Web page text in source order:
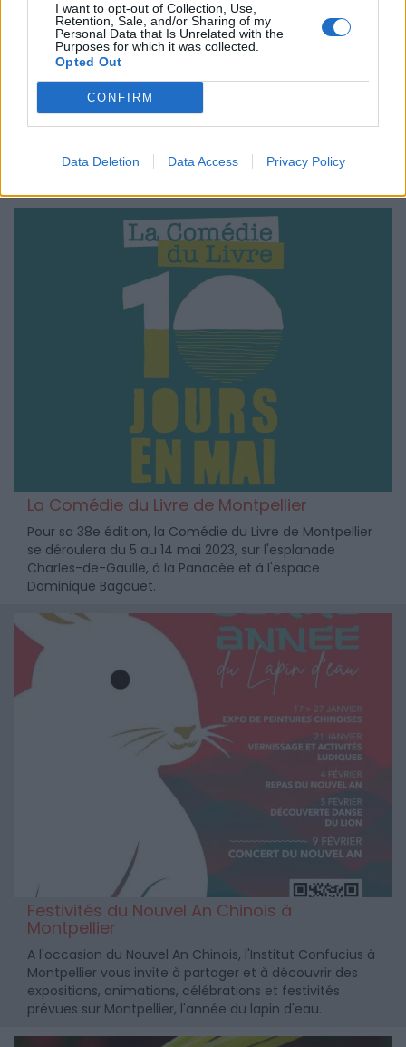
I want to opt-out of Collection, Use,
Retention, Sale, and/or Sharing of my
Personal Data that Is Unrelated with the
Purposes for which it was collected.
Opted Out
CONFIRM
Data Deletion Data Access Privacy Policy
La Plus Incroyable des Chasses aux
Trésors - Let's Motiv
Le Magazine Let's Motiv vous invite à parcourir les rues
du centre historique de Montpellier à la recherche des
cette seconde édition de la Chasse aux Trésors la plus
La Comédie du Livre de Montpellier
Pour sa 38e édition, la Comédie du Livre de Montpellier
se déroulera du 5 au 14 mai 2023, sur l'esplanade
Charles-de-Gaulle, à la Panacée et à l'espace
Dominique Bagouet.
Festivités du Nouvel An Chinois à
Montpellier
A l'occasion du Nouvel An Chinois, l'Institut Confucius à
Montpellier vous invite à partager et à découvrir des
expositions, animations, célébrations et festivités
prévues sur Montpellier, l'année du lapin d'eau.